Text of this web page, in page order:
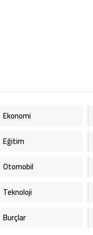
Ekonomi
Eğitim
Otomobil
Teknoloji
Burçlar